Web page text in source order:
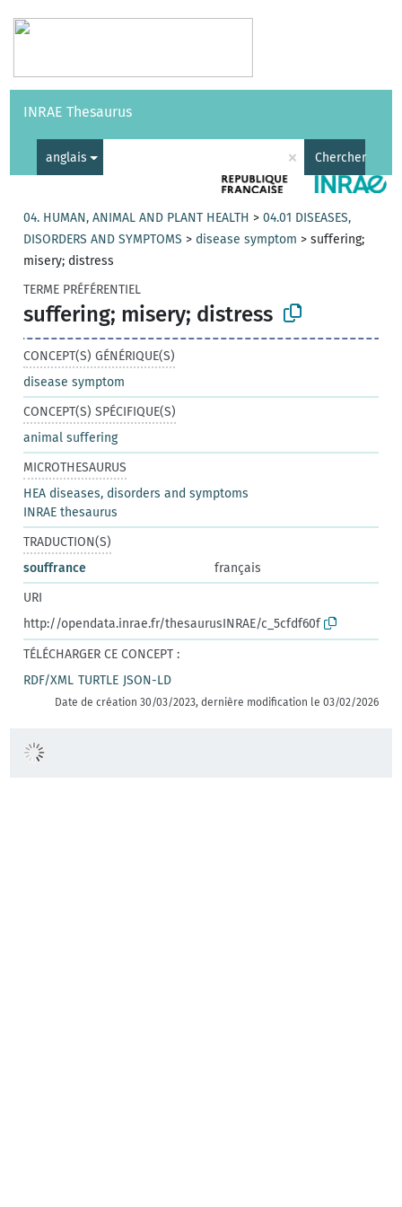
Vocabulaires API
INRAE Thesaurus
anglais × Chercher
04. HUMAN, ANIMAL AND PLANT HEALTH >04.01 DISEASES,
DISORDERS AND SYMPTOMS > disease symptom >suffering;
misery; distress
TERME PRÉFÉRENTIEL
suffering; misery; distress
CONCEPT(S) GÉNÉRIQUE(S)
disease symptom
CONCEPT(S) SPÉCIFIQUE(S)
animal suffering
MICROTHESAURUS
HEA diseases, disorders and symptoms
INRAE thesaurus
TRADUCTION(S)
souffrance
français
URI
http://opendata.inrae.fr/thesaurusINRAE/c_5cfdf60f
TÉLÉCHARGER CE CONCEPT :
RDF/XML TURTLE JSON-LD
Date de création 30/03/2023, dernière modification le 03/02/2026